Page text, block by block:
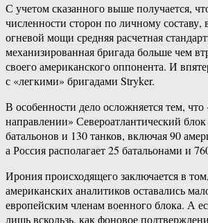
С учетом сказанного выше получается,
численности сторон по личному составу,
огневой мощи средняя расчетная
механизированная бригада больше чем
своего американского оппонента. И
с «легкими» бригадами Stryker.
В особенности дело осложняется тем,
направлении» Североатлантический
батальонов и 130 танков, включая 90
а Россия располагает 25 батальонами и
Ирония происходящего заключается в
американских аналитиков оставались
европейским членам военного блока. А
лишь вскользь, как фоновое